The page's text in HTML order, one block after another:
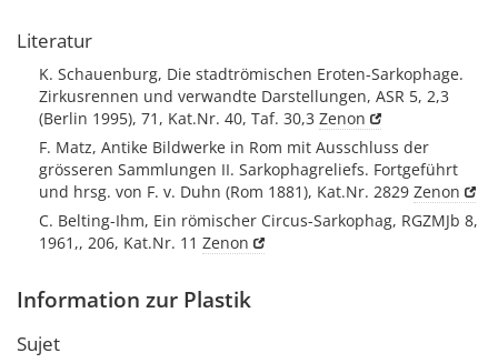
Literatur
K. Schauenburg, Die stadtrömischen Eroten-Sarkophage.
Zirkusrennen und verwandte Darstellungen, ASR 5, 2,3
(Berlin 1995), 71, Kat.Nr. 40, Taf. 30,3 Zenon
F. Matz, Antike Bildwerke in Rom mit Ausschluss der
grösseren Sammlungen II. Sarkophagreliefs. Fortgeführt
und hrsg. von F. v. Duhn (Rom 1881), Kat.Nr. 2829 Zenon
C. Belting-Ihm, Ein römischer Circus-Sarkophag, RGZMJb 8,
1961,, 206, Kat.Nr. 11 Zenon
Information zur Plastik
Sujet